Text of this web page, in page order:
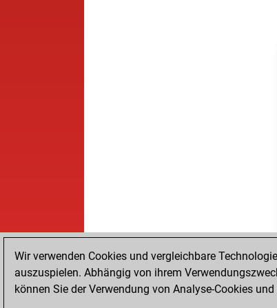
Wir verwenden Cookies und vergleichbare
auszuspielen. Abhängig von ihrem
können Sie der Verwendung von Analyse-Cookies